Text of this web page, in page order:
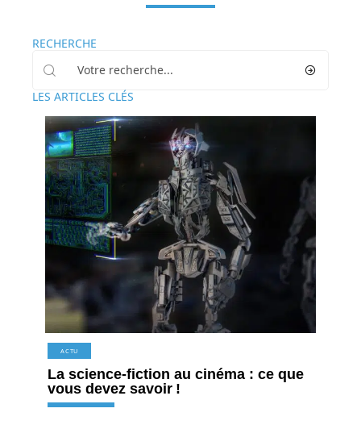
RECHERCHE
LES ARTICLES CLÉS
ACTU
La science-fiction au cinéma : ce que
vous devez savoir !